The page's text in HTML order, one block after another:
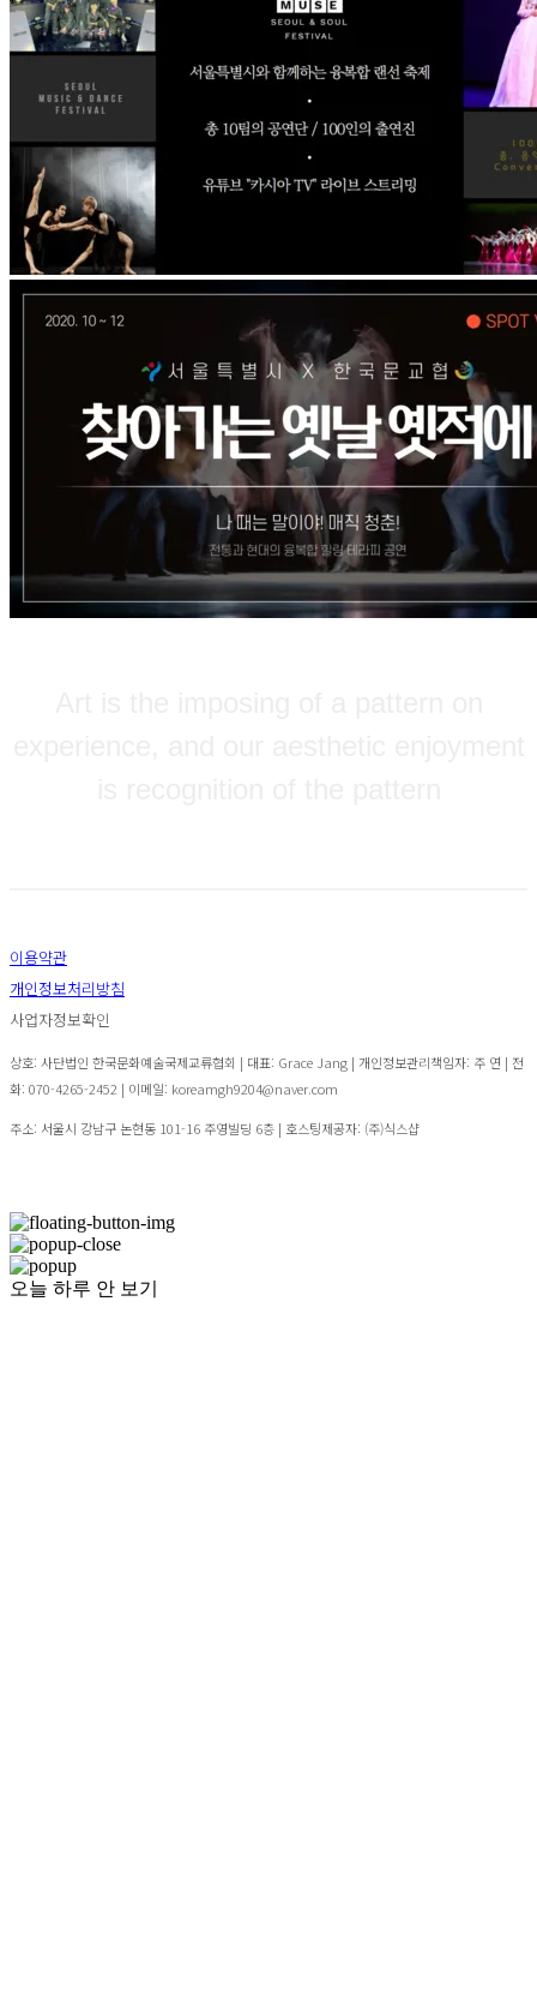
이용약관
개인정보처리방침
사업자정보확인
상호: 사단법인 한국문화예술국제교류협회 | 대표: Grace Jang | 개인정보관리책임자: 주 연 | 전
화: 070-4265-2452 | 이메일: koreamgh9204@naver.com
주소: 서울시 강남구 논현동 101-16 주영빌딩 6층 | 호스팅제공자: (주)식스샵
오늘 하루 안 보기